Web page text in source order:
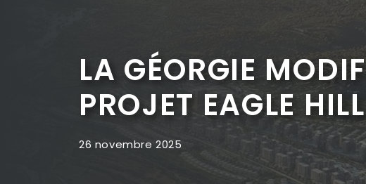
LA GÉORGIE
PROJET EAGLE
26 novembre 2025